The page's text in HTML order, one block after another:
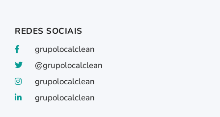
REDES SOCIAIS
grupolocalclean
@grupolocalclean
grupolocalclean
grupolocalclean